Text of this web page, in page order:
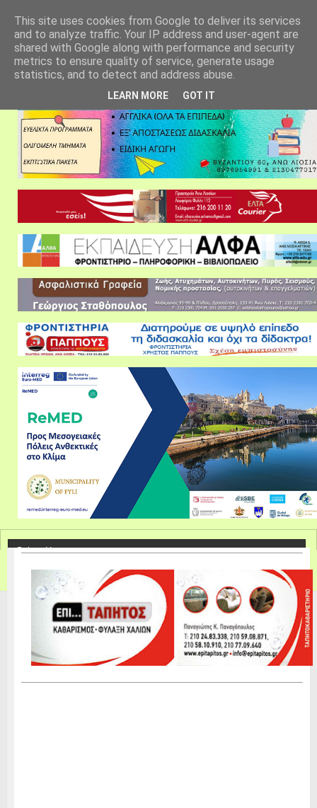
This site uses cookies from Google to deliver its services
and to analyze traffic. Your IP address and user-agent are
shared with Google along with performance and security
metrics to ensure quality of service, generate usage
statistics, and to detect and address abuse.
LEARN MORE GOT IT